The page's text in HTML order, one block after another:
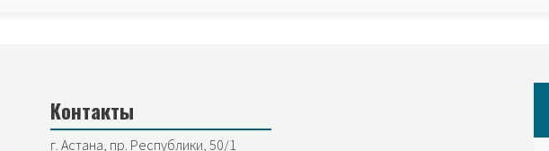
Контакты
г. Астана, пр. Республики, 50/1